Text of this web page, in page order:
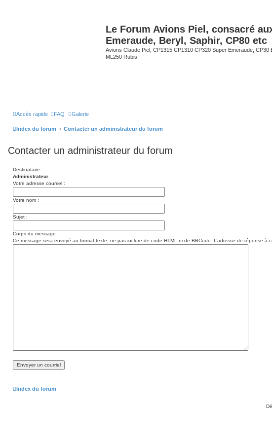
Le Forum Avions Piel, consacré
Emeraude, Beryl, Saphir, CP80 etc
Avions Claude Piel, CP1315 CP1310 CP320 Super Emeraude,
ML250 Rubis
Accès rapide FAQ Galerie
Index du forum Contacter un administrateur du forum
Contacter un administrateur du forum
Destinataire :
Administrateur
Votre adresse courriel :
Votre nom :
Sujet :
Corps du message :
Ce message sera envoyé au format texte, ne pas inclure de code HTML ni de BBCode. L’adresse de réponse à
Index du forum